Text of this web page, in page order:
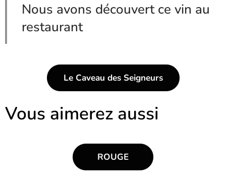
Nous avons découvert ce vin au
restaurant
Le Caveau des Seigneurs
Vous aimerez aussi
ROUGE